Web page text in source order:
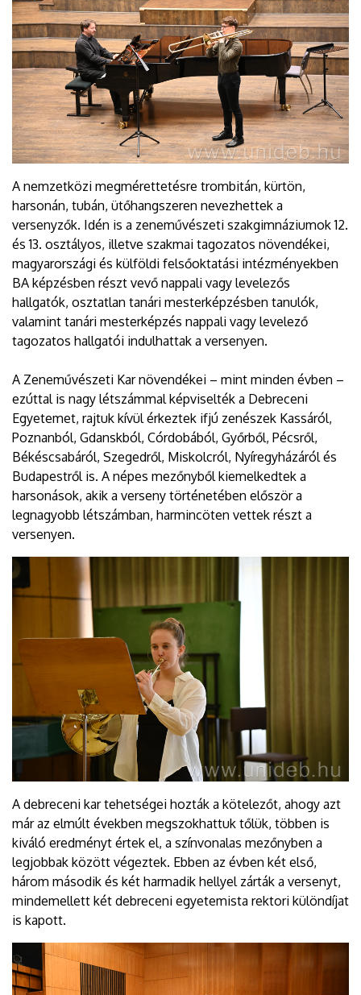
A nemzetközi megmérettetésre trombitán, kürtön,
harsonán, tubán, ütőhangszeren nevezhettek a
versenyzők. Idén is a zeneművészeti szakgimnáziumok 12.
és 13. osztályos, illetve szakmai tagozatos növendékei,
magyarországi és külföldi felsőoktatási intézményekben
BA képzésben részt vevő nappali vagy levelezős
hallgatók, osztatlan tanári mesterképzésben tanulók,
valamint tanári mesterképzés nappali vagy levelező
tagozatos hallgatói indulhattak a versenyen.
A Zeneművészeti Kar növendékei – mint minden évben –
ezúttal is nagy létszámmal képviselték a Debreceni
Egyetemet, rajtuk kívül érkeztek ifjú zenészek Kassáról,
Poznanból, Gdanskból, Córdobából, Győrből, Pécsről,
Békéscsabáról, Szegedről, Miskolcról, Nyíregyházáról és
Budapestről is. A népes mezőnyből kiemelkedtek a
harsonások, akik a verseny történetében először a
legnagyobb létszámban, harmincöten vettek részt a
versenyen.
A debreceni kar tehetségei hozták a kötelezőt, ahogy azt
már az elmúlt években megszokhattuk tőlük, többen is
kiváló eredményt értek el, a színvonalas mezőnyben a
legjobbak között végeztek. Ebben az évben két első,
három második és két harmadik hellyel zárták a versenyt,
mindemellett két debreceni egyetemista rektori különdíjat
is kapott.